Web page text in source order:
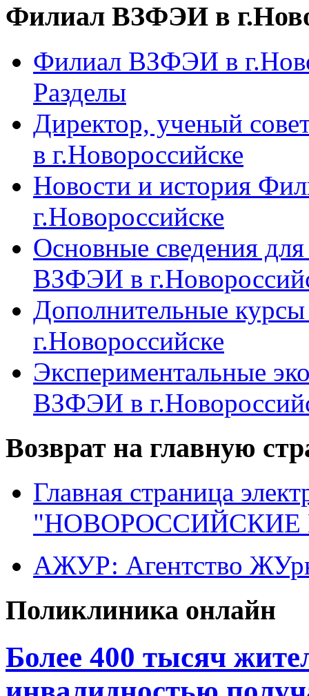
Филиал ВЗФЭИ в
Филиал ВЗФЭИ в
Разделы
Директор, ученый
в г.Новороссийске
Новости и история
г.Новороссийске
Основные сведения
ВЗФЭИ в
Дополнительные
г.Новороссийске
Экспериментальные
ВЗФЭИ в
Возврат на главную
Главная страница
"НОВОРОССИЙСКИЕ
АЖУР: Агентство
Поликлиника онлайн
Более 400 тысяч